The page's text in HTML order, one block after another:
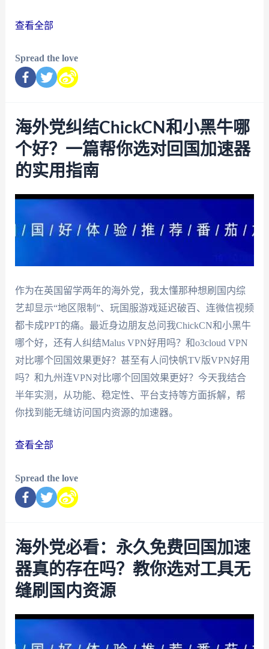
查看全部
Spread the love
海外党纠结ChickCN和小黑牛哪
个好？一篇帮你选对回国加速器
的实用指南
作为在英国留学两年的海外党，我太懂那种想刷国内综
艺却显示“地区限制”、玩国服游戏延迟破百、连微信视频
都卡成PPT的痛。最近身边朋友总问我ChickCN和小黑牛
哪个好，还有人纠结Malus VPN好用吗？和o3cloud VPN
对比哪个回国效果更好？甚至有人问快帆TV版VPN好用
吗？和九州连VPN对比哪个回国效果更好？今天我结合
半年实测，从功能、稳定性、平台支持等方面拆解，帮
你找到能无缝访问国内资源的加速器。
查看全部
Spread the love
海外党必看：永久免费回国加速
器真的存在吗？教你选对工具无
缝刷国内资源